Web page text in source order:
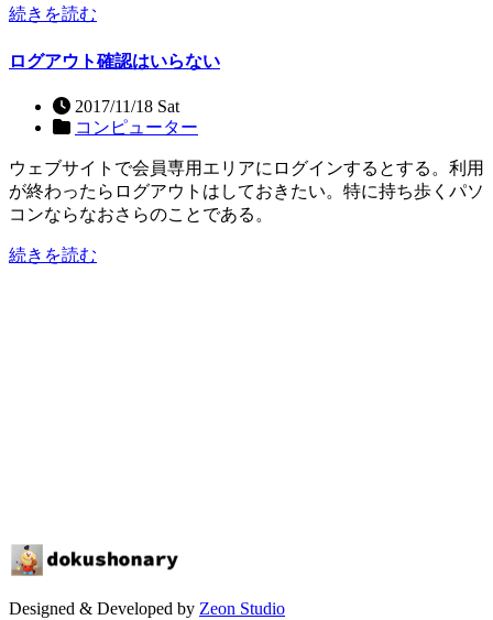
続きを読む
ログアウト確認はいらない
2017/11/18 Sat
コンピューター
ウェブサイトで会員専用エリアにログインするとする。利用
が終わったらログアウトはしておきたい。特に持ち歩くパソ
コンならなおさらのことである。
続きを読む
Designed & Developed by Zeon Studio